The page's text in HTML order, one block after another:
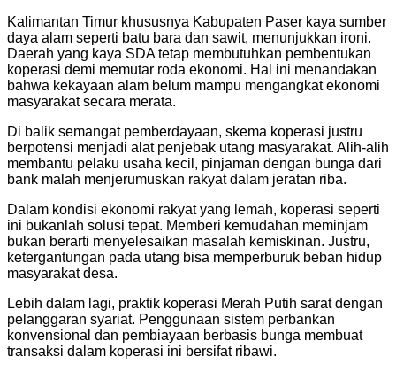
Kalimantan Timur khususnya Kabupaten Paser kaya sumber
daya alam seperti batu bara dan sawit, menunjukkan ironi.
Daerah yang kaya SDA tetap membutuhkan pembentukan
koperasi demi memutar roda ekonomi. Hal ini menandakan
bahwa kekayaan alam belum mampu mengangkat ekonomi
masyarakat secara merata.
Di balik semangat pemberdayaan, skema koperasi justru
berpotensi menjadi alat penjebak utang masyarakat. Alih-alih
membantu pelaku usaha kecil, pinjaman dengan bunga dari
bank malah menjerumuskan rakyat dalam jeratan riba.
Dalam kondisi ekonomi rakyat yang lemah, koperasi seperti
ini bukanlah solusi tepat. Memberi kemudahan meminjam
bukan berarti menyelesaikan masalah kemiskinan. Justru,
ketergantungan pada utang bisa memperburuk beban hidup
masyarakat desa.
Lebih dalam lagi, praktik koperasi Merah Putih sarat dengan
pelanggaran syariat. Penggunaan sistem perbankan
konvensional dan pembiayaan berbasis bunga membuat
transaksi dalam koperasi ini bersifat ribawi.